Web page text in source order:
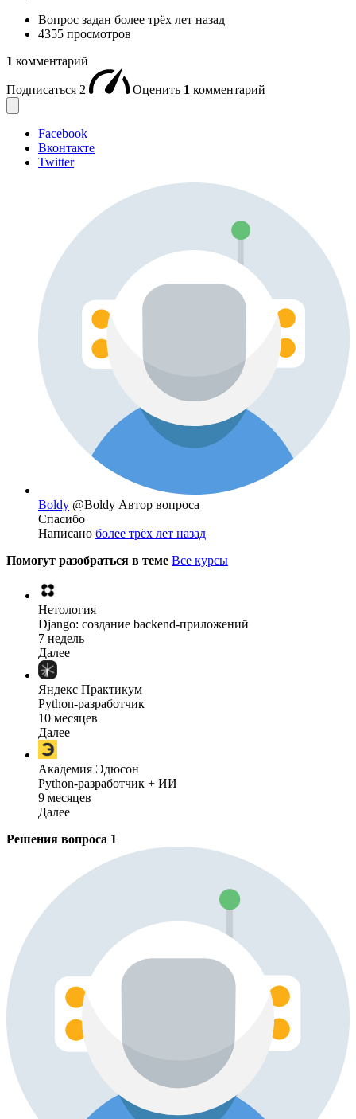
Вопрос задан более трёх лет назад
4355 просмотров
1 комментарий
Подписаться 2 Оценить 1 комментарий
Facebook
Вконтакте
Twitter
Boldy @Boldy Автор вопроса
Спасибо
Написано более трёх лет назад
Помогут разобраться в теме Все курсы
Нетология
Django: создание backend-приложений
7 недель
Далее
Яндекс Практикум
Python-разработчик
10 месяцев
Далее
Академия Эдюсон
Python-разработчик + ИИ
9 месяцев
Далее
Решения вопроса 1